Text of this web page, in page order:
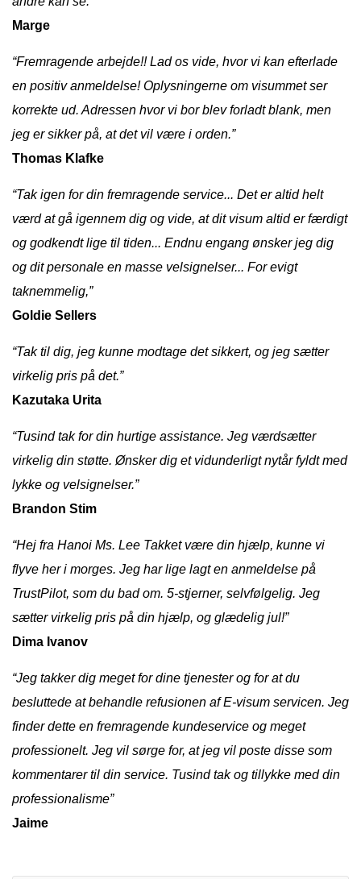
Marge
“Fremragende arbejde!! Lad os vide, hvor vi kan efterlade
en positiv anmeldelse! Oplysningerne om visummet ser
korrekte ud. Adressen hvor vi bor blev forladt blank, men
jeg er sikker på, at det vil være i orden.”
Thomas Klafke
“Tak igen for din fremragende service... Det er altid helt
værd at gå igennem dig og vide, at dit visum altid er færdigt
og godkendt lige til tiden... Endnu engang ønsker jeg dig
og dit personale en masse velsignelser... For evigt
taknemmelig,”
Goldie Sellers
“Tak til dig, jeg kunne modtage det sikkert, og jeg sætter
virkelig pris på det.”
Kazutaka Urita
“Tusind tak for din hurtige assistance. Jeg værdsætter
virkelig din støtte. Ønsker dig et vidunderligt nytår fyldt med
lykke og velsignelser.”
Brandon Stim
“Hej fra Hanoi Ms. Lee Takket være din hjælp, kunne vi
flyve her i morges. Jeg har lige lagt en anmeldelse på
TrustPilot, som du bad om. 5-stjerner, selvfølgelig. Jeg
sætter virkelig pris på din hjælp, og glædelig jul!”
Dima Ivanov
“Jeg takker dig meget for dine tjenester og for at du
besluttede at behandle refusionen af E-visum servicen. Jeg
finder dette en fremragende kundeservice og meget
professionelt. Jeg vil sørge for, at jeg vil poste disse som
kommentarer til din service. Tusind tak og tillykke med din
professionalisme”
Jaime